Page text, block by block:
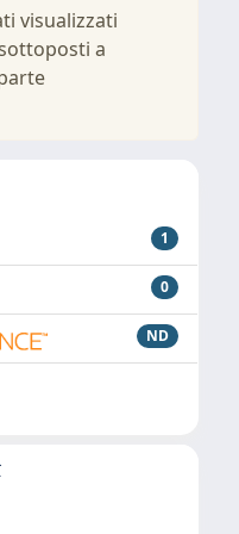
visualizzati
a
1
0
ND